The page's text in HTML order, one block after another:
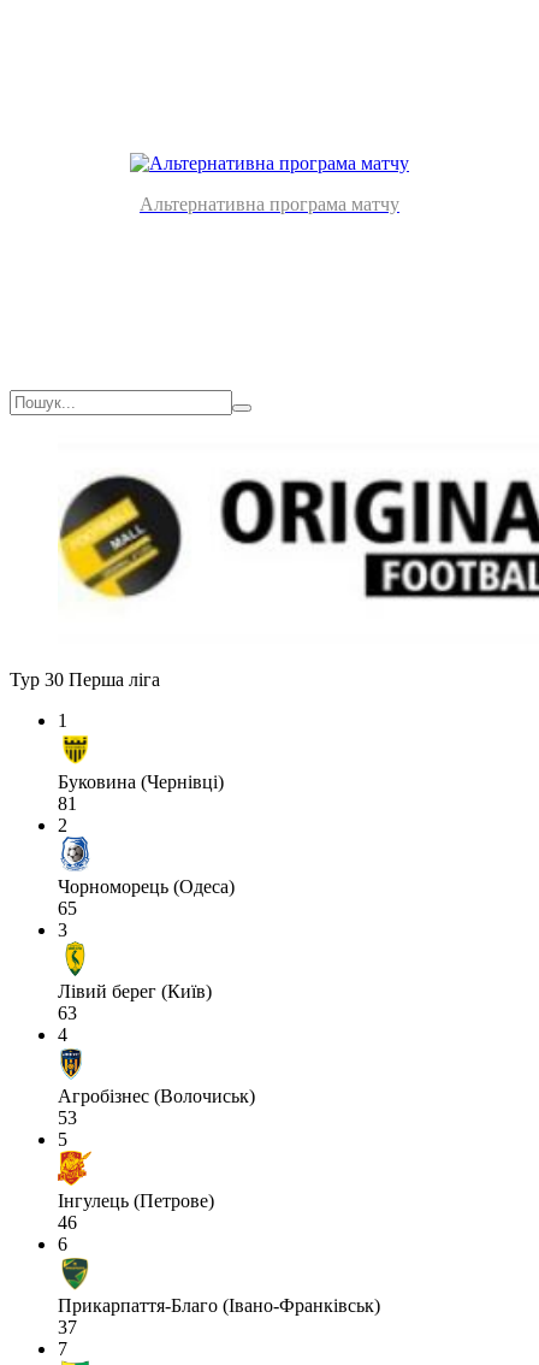
Альтернативна програма матчу
Тур 30 Перша ліга
1
Буковина (Чернівці)
81
2
Чорноморець (Одеса)
65
3
Лівий берег (Київ)
63
4
Агробізнес (Волочиськ)
53
5
Інгулець (Петрове)
46
6
Прикарпаття-Благо (Івано-Франківськ)
37
7